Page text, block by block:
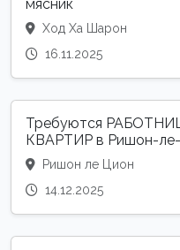
мясник
Ход Ха Шарон
16.11.2025
Требуются
КВАРТИР в Ришон-
Ришон ле Цион
14.12.2025